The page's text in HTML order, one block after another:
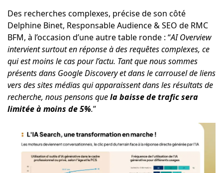
Des recherches complexes, précise de son côté
Delphine Binet, Responsable Audience & SEO de RMC
BFM, à l’occasion d’une autre table ronde : “AI Overview
intervient surtout en réponse à des requêtes complexes, ce
qui est moins le cas pour l’actu. Tant que nous sommes
présents dans Google Discovery et dans le carrousel de liens
vers des sites médias qui apparaissent dans les résultats de
recherche, nous pensons quela baisse de trafic sera
limitée à moins de 5%.”